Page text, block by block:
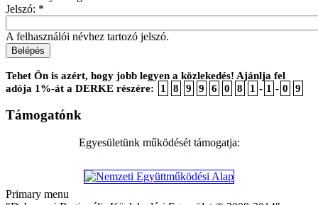
Jelszó: *
A felhasználói névhez tartozó jelszó.
Tehet Ön is azért, hogy jobb legyen a közlekedés! Ajánlja fel
adója 1%-át a DERKE részére:
1 8 9 9 6 0 8 1 - 1 - 0 9
Támogatónk
Egyesületünk működését támogatja:
Primary menu